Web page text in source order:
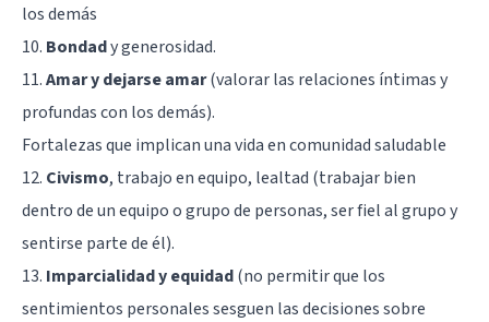
los demás
10. Bondady generosidad.
11.Amar y dejarse amar(valorar las relaciones íntimas y
profundas con los demás).
Fortalezas que implican una vida en comunidad saludable
12. Civismo, trabajo en equipo, lealtad (trabajar bien
dentro de un equipo o grupo de personas, ser fiel al grupo y
sentirse parte de él).
13. Imparcialidad y equidad(no permitir que los
sentimientos personales sesguen las decisiones sobre